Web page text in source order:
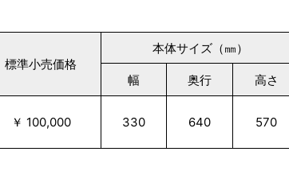
標準小売価格
￥ 100,000
本体サイズ（㎜）
幅 奥行 高さ
330 640 570